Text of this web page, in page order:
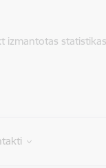
izmantotas